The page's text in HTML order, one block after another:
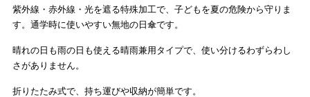
紫外線・赤外線・光を遮る特殊加工で、子どもを夏の危険から守りま
す。 通学時に使いやすい無地の日傘です。
晴れの日も雨の日も使える晴雨兼用タイプで、使い分けるわずらわし
さがありません。
折りたたみ式で、持ち運びや収納が簡単です。